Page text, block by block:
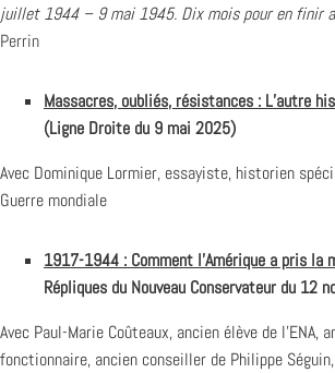
juillet 1944 – 9 mai 1945. Dix mois pour en finir
Perrin
Massacres, oubliés, résistances : L’autre
(Ligne Droite du 9 mai 2025)
Avec Dominique Lormier, essayiste, historien
Guerre mondiale
1917-1944 : Comment l’Amérique a pris la
Répliques du Nouveau Conservateur du 12
Avec Paul-Marie Coûteaux, ancien élève de l’ENA,
fonctionnaire, ancien conseiller de Philippe